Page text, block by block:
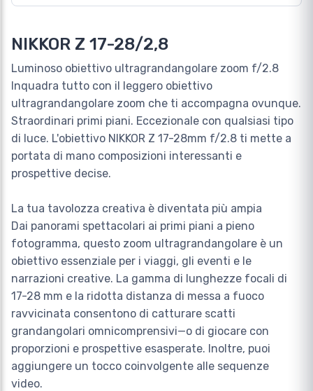
NIKKOR Z 17-28/2,8
Luminoso obiettivo ultragrandangolare zoom f/2.8
Inquadra tutto con il leggero obiettivo
ultragrandangolare zoom che ti accompagna ovunque.
Straordinari primi piani. Eccezionale con qualsiasi tipo
di luce. L'obiettivo NIKKOR Z 17-28mm f/2.8 ti mette a
portata di mano composizioni interessanti e
prospettive decise.
La tua tavolozza creativa è diventata più ampia
Dai panorami spettacolari ai primi piani a pieno
fotogramma, questo zoom ultragrandangolare è un
obiettivo essenziale per i viaggi, gli eventi e le
narrazioni creative. La gamma di lunghezze focali di
17-28 mm e la ridotta distanza di messa a fuoco
ravvicinata consentono di catturare scatti
grandangolari omnicomprensivi—o di giocare con
proporzioni e prospettive esasperate. Inoltre, puoi
aggiungere un tocco coinvolgente alle sequenze
video.